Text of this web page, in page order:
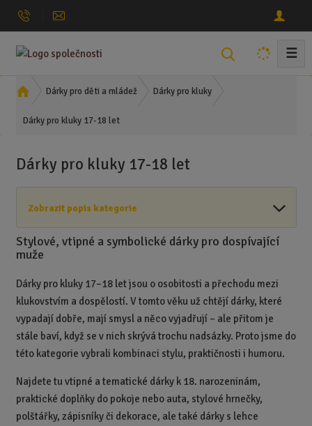
☰
Ú
o
í
r
n
a
Dárky pro děti a mládež Dárky pro kluky
Dárky pro kluky 17-18 let
Dárky pro kluky 17-18 let
Zobrazit popis kategorie
Stylové, vtipné a symbolické dárky pro dospívající
muže
Dárky pro kluky 17–18 let jsou o osobitosti a přechodu mezi
klukovstvím a dospělostí. V tomto věku už chtějí dárky, které
vypadají dobře, mají smysl a něco vyjadřují – ale přitom je
stále baví, když se v nich skrývá trochu nadsázky. Proto jsme do
této kategorie vybrali kombinaci stylu, praktičnosti i humoru.
Najdete tu vtipné a tematické dárky k 18. narozeninám,
praktické doplňky do pokoje nebo auta, stylové hrnečky,
polštářky, zápisníky či dekorace, ale také dárky s lehce